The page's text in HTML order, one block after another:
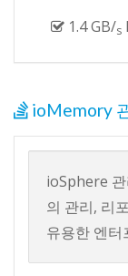
1.4 GB/s
ioMemory
ioSphere
의 관리, 리
유용한 엔